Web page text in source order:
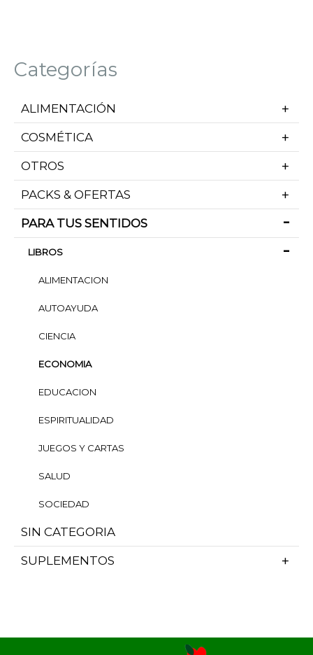
Categorías
ALIMENTACIÓN
COSMÉTICA
OTROS
PACKS & OFERTAS
PARA TUS SENTIDOS
LIBROS
ALIMENTACION
AUTOAYUDA
CIENCIA
ECONOMIA
EDUCACION
ESPIRITUALIDAD
JUEGOS Y CARTAS
SALUD
SOCIEDAD
SIN CATEGORIA
SUPLEMENTOS